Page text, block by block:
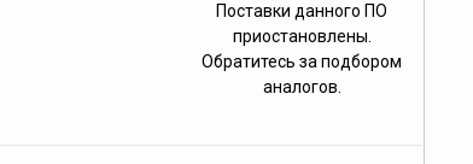
Поставки данного ПО
приостановлены.
Обратитесь за подбором
аналогов.